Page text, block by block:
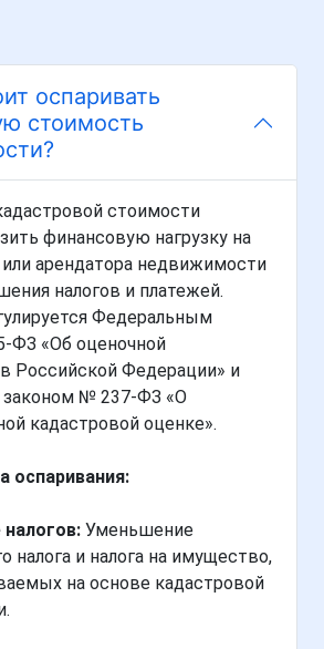
оспаривать
стоимость
стоимости
финансовую нагрузку на
арендатора недвижимости
налогов и платежей.
Федеральным
ФЗ «Об оценочной
Российской Федерации» и
№ 237-ФЗ «О
кадастровой оценке».
оспаривания:
Уменьшение
налога и налога на имущество,
на основе кадастровой